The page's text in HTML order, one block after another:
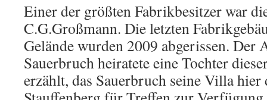
Einer der größten Fabrikbesitzer war
C.G.Großmann. Die letzten
Gelände wurden 2009 abgerissen. Der
Sauerbruch heiratete eine Tochter
erzählt, das Sauerbruch seine Villa